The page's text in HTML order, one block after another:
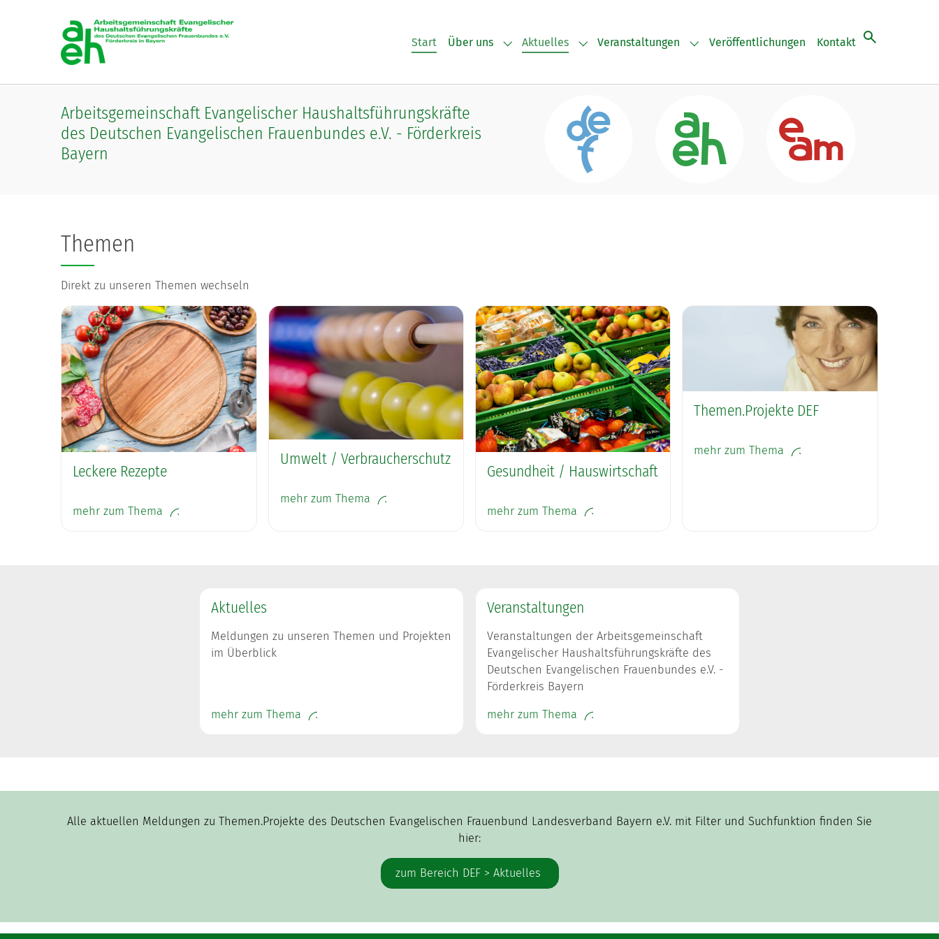
Start Über uns
Submenu for "Über uns"
Aktuelles
Submenu for "Aktuelles"
Veranstaltungen
Submenu for "Veranstaltungen"
Veröffentlichungen Kontakt
Arbeitsgemeinschaft Evangelischer Haushaltsführungskräfte
des Deutschen Evangelischen Frauenbundes e.V. - Förderkreis
Bayern
Themen
Direkt zu unseren Themen wechseln
Leckere Rezepte
mehr zum Thema
Umwelt / Verbraucherschutz
mehr zum Thema
Gesundheit / Hauswirtschaft
mehr zum Thema
Themen.Projekte DEF
mehr zum Thema
Aktuelles
Meldungen zu unseren Themen und Projekten
im Überblick
mehr zum Thema
Veranstaltungen
Veranstaltungen der Arbeitsgemeinschaft
Evangelischer Haushaltsführungskräfte des
Deutschen Evangelischen Frauenbundes e.V. -
Förderkreis Bayern
mehr zum Thema
Alle aktuellen Meldungen zu Themen.Projekte des Deutschen Evangelischen Frauenbund Landesverband Bayern e.V. mit Filter und Suchfunktion finden Sie
hier:
zum Bereich DEF > Aktuelles